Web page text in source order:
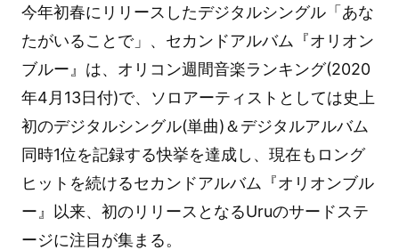
今年初春にリリースしたデジタルシングル「あな
たがいることで」、セカンドアルバム『オリオン
ブルー』は、オリコン週間音楽ランキング(2020
年4月13日付)で、ソロアーティストとしては史上
初のデジタルシングル(単曲)＆デジタルアルバム
同時1位を記録する快挙を達成し、現在もロング
ヒットを続けるセカンドアルバム『オリオンブル
ー』以来、初のリリースとなるUruのサードステ
ージに注目が集まる。